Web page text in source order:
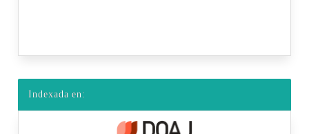
Indexada en: